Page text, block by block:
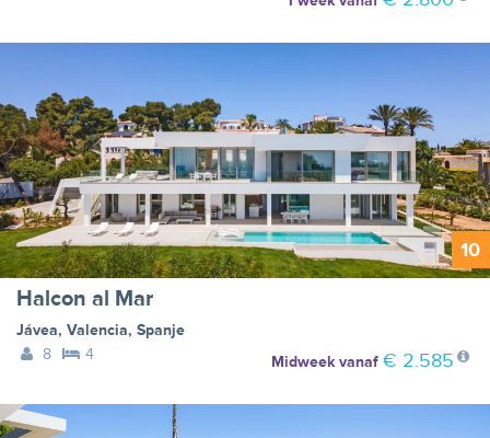
10
Halcon al Mar
Jávea, Valencia, Spanje
8
4 Midweekvanaf € 2.585